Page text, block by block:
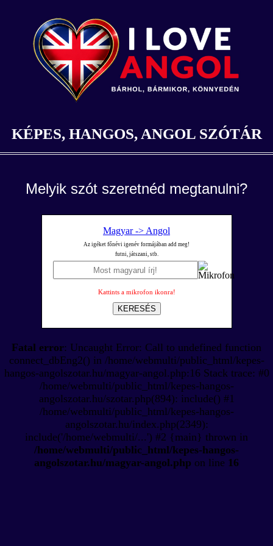
KÉPES, HANGOS, ANGOL SZÓTÁR
Melyik szót szeretnéd megtanulni?
Magyar -> Angol
Az igéket főnévi igenév formájában add meg!
futni, játszani, stb.
Kattints a mikrofon ikonra!
KERESÉS
Fatal error: Uncaught Error: Call to undefined function
connect_dbEng2() in /home/webmulti/public_html/kepes-
hangos-angolszotar.hu/magyar-angol.php:16 Stack trace: #0
/home/webmulti/public_html/kepes-hangos-
angolszotar.hu/szotar.php(894): include() #1
/home/webmulti/public_html/kepes-hangos-
angolszotar.hu/index.php(2349):
include('/home/webmulti/...') #2 {main} thrown in
/home/webmulti/public_html/kepes-hangos-
angolszotar.hu/magyar-angol.php on line 16